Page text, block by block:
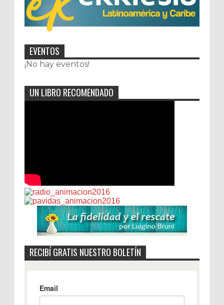
EVENTOS
¡No hay eventos!
UN LIBRO RECOMENDADO
RECIBÍ GRATIS NUESTRO BOLETÍN